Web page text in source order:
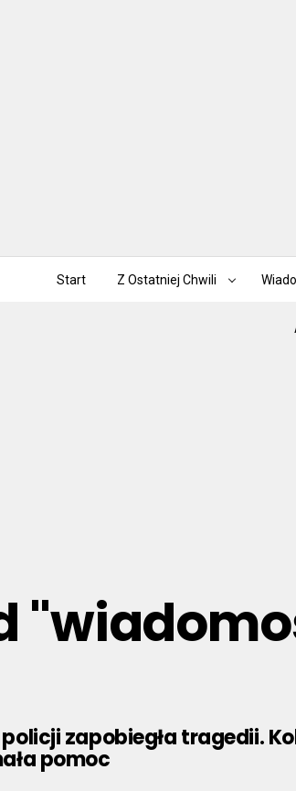
Start Z Ostatniej Chwili
zapobiegła tragedii.
pomoc